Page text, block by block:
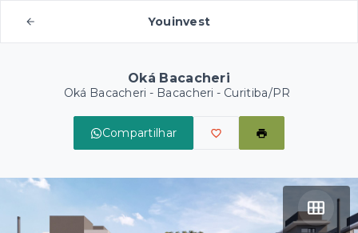
Youinvest
Oká Bacacheri
Oká Bacacheri - Bacacheri - Curitiba/PR
Compartilhar